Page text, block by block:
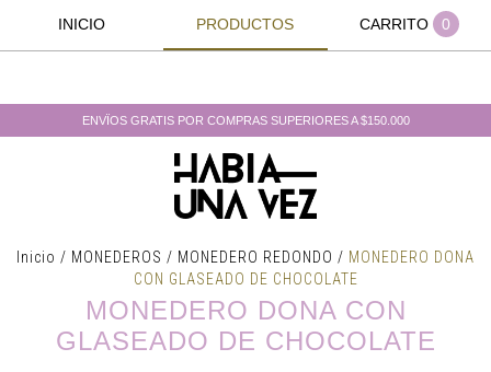
INICIO PRODUCTOS CARRITO 0
ENVÏOS GRATIS POR COMPRAS SUPERIORES A $150.000
Inicio / MONEDEROS / MONEDERO REDONDO / MONEDERO DONA
CON GLASEADO DE CHOCOLATE
MONEDERO DONA CON
GLASEADO DE CHOCOLATE